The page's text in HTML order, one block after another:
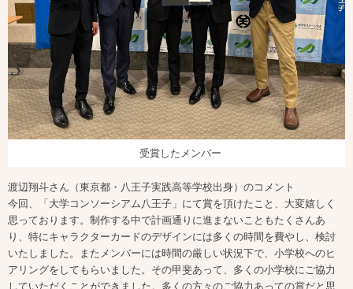
受賞したメンバー
渡辺翔斗さん（東京都・八王子実践高等学校出身）のコメント
今回、「大学コンソーシアム八王子」にて賞を頂けたこと、大変嬉しく
思っております。制作する中で計画通りに進まないこともたくさんあ
り、特にキャラクターカードのデザインには多くの時間を費やし、検討
いたしました。またメンバーには時間の厳しい状況下で、小学校へのヒ
アリングをしてもらいました。その甲斐あって、多くの小学校にご協力
していただくことができました。多くの方々のご協力あっての賞だと思